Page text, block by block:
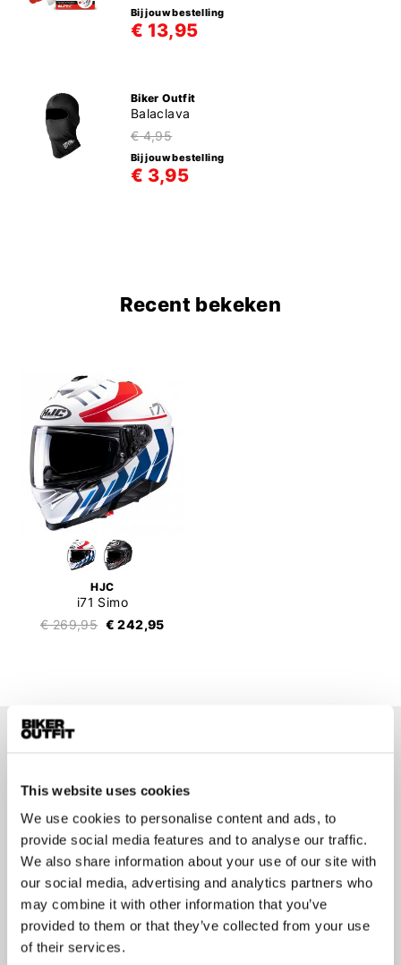
This website uses cookies
We use cookies to personalise content and ads, to
provide social media features and to analyse our traffic.
We also share information about your use of our site with
our social media, advertising and analytics partners who
may combine it with other information that you’ve
provided to them or that they’ve collected from your use
of their services.
Bij jouw bestelling
€ 13,95
Biker Outfit
Balaclava
€ 4,95
Bij jouw bestelling
€ 3,95
Recent bekeken
HJC
i71 Simo
€ 269,95 € 242,95
Geen zorgen, wij zullen je niet spammen
Aanmelden